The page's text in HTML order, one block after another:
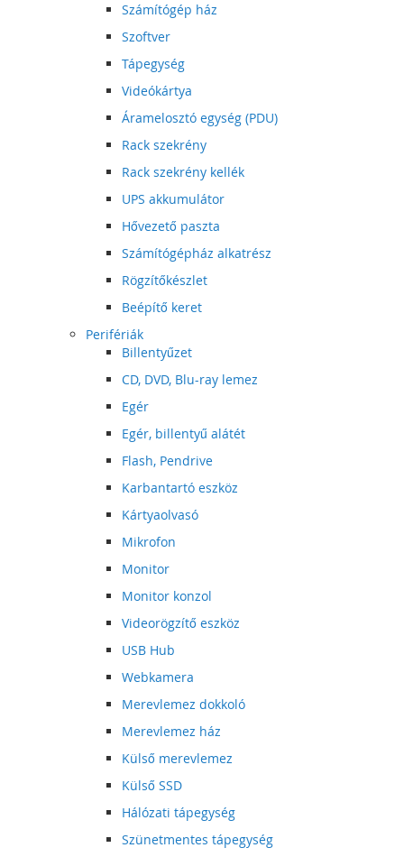
Számítógép ház
Szoftver
Tápegység
Videókártya
Áramelosztó egység (PDU)
Rack szekrény
Rack szekrény kellék
UPS akkumulátor
Hővezető paszta
Számítógépház alkatrész
Rögzítőkészlet
Beépítő keret
Perifériák
Billentyűzet
CD, DVD, Blu-ray lemez
Egér
Egér, billentyű alátét
Flash, Pendrive
Karbantartó eszköz
Kártyaolvasó
Mikrofon
Monitor
Monitor konzol
Videorögzítő eszköz
USB Hub
Webkamera
Merevlemez dokkoló
Merevlemez ház
Külső merevlemez
Külső SSD
Hálózati tápegység
Szünetmentes tápegység